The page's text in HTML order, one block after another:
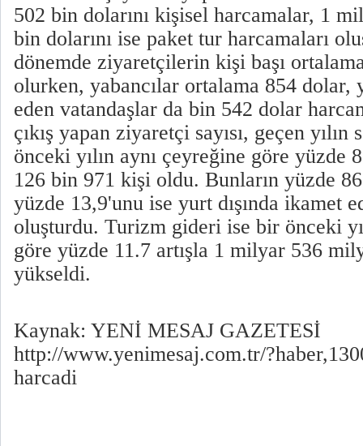
502 bin dolarını kişisel harcamalar, 1
bin dolarını ise paket tur harcamaları
dönemde ziyaretçilerin kişi başı
olurken, yabancılar ortalama 854 dolar,
eden vatandaşlar da bin 542 dolar
çıkış yapan ziyaretçi sayısı, geçen
önceki yılın aynı çeyreğine göre yüzde
126 bin 971 kişi oldu. Bunların yüzde
yüzde 13,9'unu ise yurt dışında ikamet
oluşturdu. Turizm gideri ise bir önceki
göre yüzde 11.7 artışla 1 milyar 536
yükseldi.
Kaynak: YENİ MESAJ GAZETESİ
http://www.yenimesaj.com.tr/
harcadi